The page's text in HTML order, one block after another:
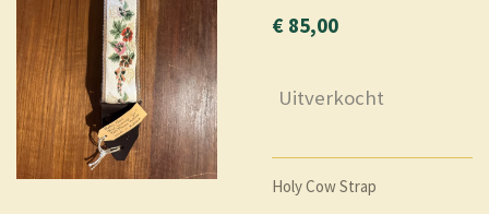
€ 85,00
Uitverkocht
Holy Cow Strap